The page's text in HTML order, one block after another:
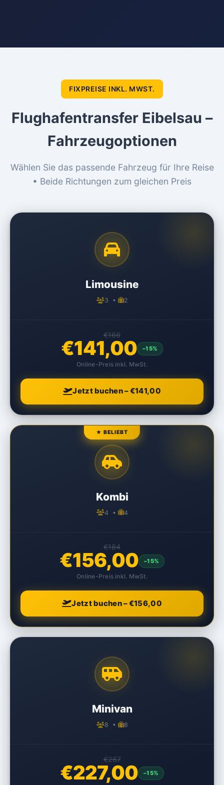
FIXPREISE INKL. MWST.
Flughafentransfer Eibelsau –
Fahrzeugoptionen
Wählen Sie das passende Fahrzeug für Ihre Reise
• Beide Richtungen zum gleichen Preis
Limousine
3 • 2
€166
€141,00 –15%
Online-Preis inkl. MwSt.
Jetzt buchen – €141,00
★ BELIEBT
Kombi
4 • 4
€184
€156,00 –15%
Online-Preis inkl. MwSt.
Jetzt buchen – €156,00
Minivan
8 • 8
€267
€227,00 –15%